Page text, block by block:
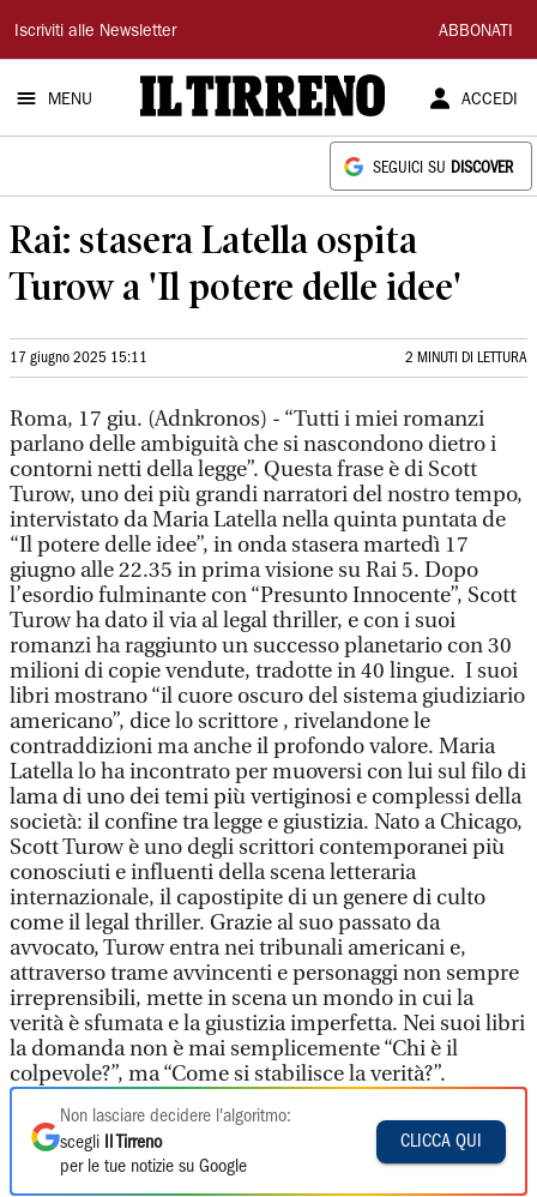
Il
Tirreno
Iscriviti alle Newsletter ABBONATI
MENU ACCEDI
SEGUICI SU DISCOVER
Rai: stasera Latella ospita
Turow a 'Il potere delle idee'
17 giugno 2025 15:11 2 MINUTI DI LETTURA
Roma, 17 giu. (Adnkronos) - “Tutti i miei romanzi
parlano delle ambiguità che si nascondono dietro i
contorni netti della legge”. Questa frase è di Scott
Turow, uno dei più grandi narratori del nostro tempo,
intervistato da Maria Latella nella quinta puntata de
“Il potere delle idee”, in onda stasera martedì 17
giugno alle 22.35 in prima visione su Rai 5. Dopo
l’esordio fulminante con “Presunto Innocente”, Scott
Turow ha dato il via al legal thriller, e con i suoi
romanzi ha raggiunto un successo planetario con 30
milioni di copie vendute, tradotte in 40 lingue. I suoi
libri mostrano “il cuore oscuro del sistema giudiziario
americano”, dice lo scrittore , rivelandone le
contraddizioni ma anche il profondo valore. Maria
Latella lo ha incontrato per muoversi con lui sul filo di
lama di uno dei temi più vertiginosi e complessi della
società: il confine tra legge e giustizia. Nato a Chicago,
Scott Turow è uno degli scrittori contemporanei più
conosciuti e influenti della scena letteraria
internazionale, il capostipite di un genere di culto
come il legal thriller. Grazie al suo passato da
avvocato, Turow entra nei tribunali americani e,
attraverso trame avvincenti e personaggi non sempre
irreprensibili, mette in scena un mondo in cui la
verità è sfumata e la giustizia imperfetta. Nei suoi libri
la domanda non è mai semplicemente “Chi è il
colpevole?”, ma “Come si stabilisce la verità?”.
Non lasciare decidere l'algoritmo:
scegli
Il Tirreno
per le tue notizie su Google
CLICCA QUI